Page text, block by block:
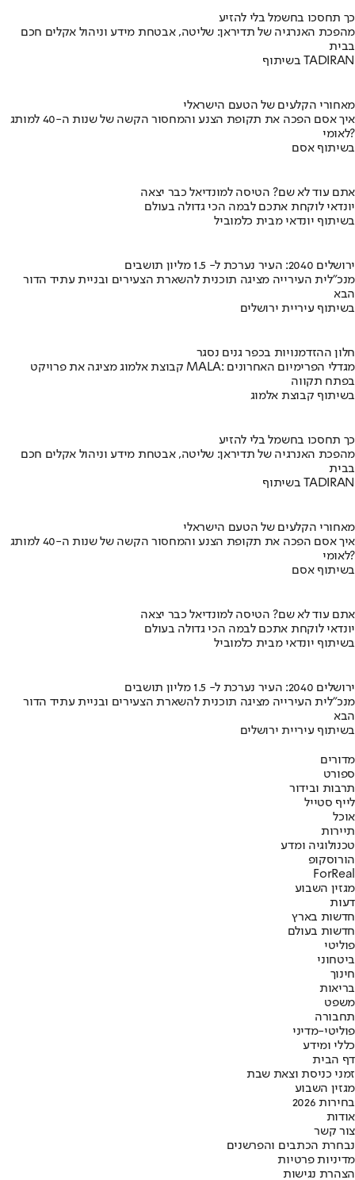
כך תחסכו בחשמל בלי להזיע
מהפכת האנרגיה של תדיראן: שליטה, אבטחת מידע וניהול אקלים חכם
בבית
בשיתוף TADIRAN
מאחורי הקלעים של הטעם הישראלי
איך אסם הפכה את תקופת הצנע והמחסור הקשה של שנות ה-40 למותג
לאומי?
בשיתוף אסם
אתם עוד לא שם? הטיסה למונדיאל כבר יצאה
יונדאי לוקחת אתכם לבמה הכי גדולה בעולם
בשיתוף יונדאי מבית כלמוביל
ירושלים 2040: העיר נערכת ל- 1.5 מליון תושבים
מנכ"לית העירייה מציגה תוכנית להשארת הצעירים ובניית עתיד הדור
הבא
בשיתוף עיריית ירושלים
חלון ההזדמנויות בכפר גנים נסגר
קבוצת אלמוג מציגה את פרויקט MALA: מגדלי הפרימיום האחרונים
בפתח תקווה
בשיתוף קבוצת אלמוג
כך תחסכו בחשמל בלי להזיע
מהפכת האנרגיה של תדיראן: שליטה, אבטחת מידע וניהול אקלים חכם
בבית
בשיתוף TADIRAN
מאחורי הקלעים של הטעם הישראלי
איך אסם הפכה את תקופת הצנע והמחסור הקשה של שנות ה-40 למותג
לאומי?
בשיתוף אסם
אתם עוד לא שם? הטיסה למונדיאל כבר יצאה
יונדאי לוקחת אתכם לבמה הכי גדולה בעולם
בשיתוף יונדאי מבית כלמוביל
ירושלים 2040: העיר נערכת ל- 1.5 מליון תושבים
מנכ"לית העירייה מציגה תוכנית להשארת הצעירים ובניית עתיד הדור
הבא
בשיתוף עיריית ירושלים
מדורים
ספורט
תרבות ובידור
לייף סטייל
אוכל
תיירות
טכנולוגיה ומדע
הורוסקופ
ForReal
מגזין השבוע
דעות
חדשות בארץ
חדשות בעולם
פוליטי
ביטחוני
חינוך
בריאות
משפט
תחבורה
פוליטי-מדיני
כללי ומידע
דף הבית
זמני כניסת וצאת שבת
מגזין השבוע
בחירות 2026
אודות
צור קשר
נבחרת הכתבים והפרשנים
מדיניות פרטיות
הצהרת נגישות